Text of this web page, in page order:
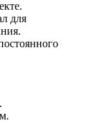
для